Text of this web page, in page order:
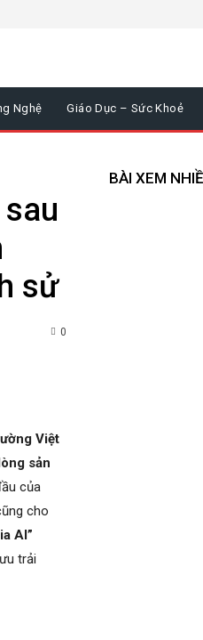
Nghệ Giáo Dục – Sức Khoẻ
sử
0
Việt
sản
của
cho
AI”
trải
BÀI XEM